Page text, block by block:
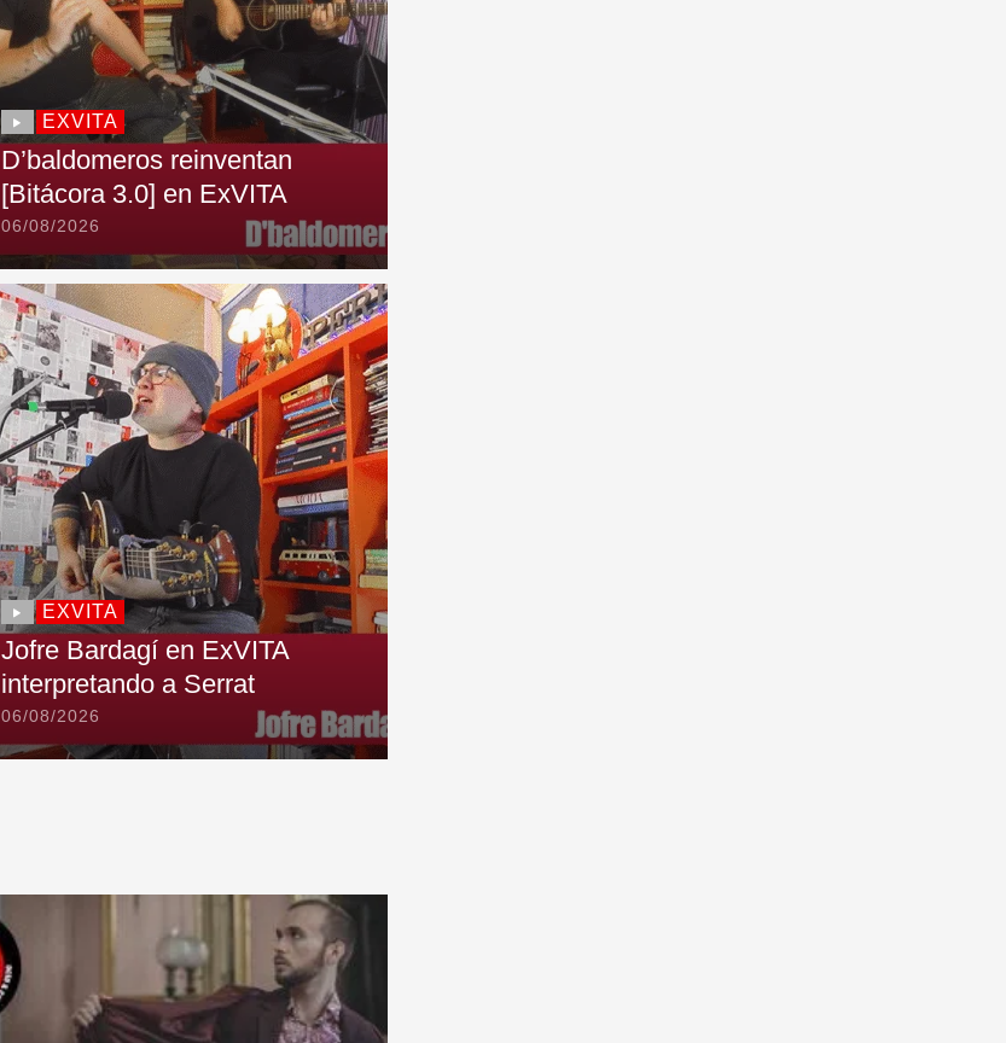
EXVITA
D’baldomeros reinventan
[Bitácora 3.0] en ExVITA
06/08/2026
EXVITA
Jofre Bardagí en ExVITA
interpretando a Serrat
06/08/2026